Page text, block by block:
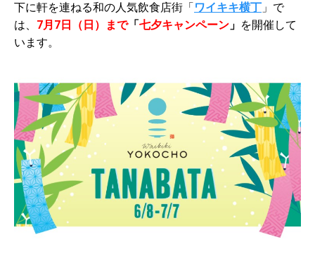
下に軒を連ねる和の人気飲食店街「ワイキキ横丁 」で
は、 7月7日（日）まで「七夕キャンペーン 」 を開催 して
います。